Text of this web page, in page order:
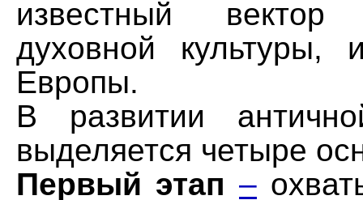
известный
духовной культуры,
Европы.
В развитии
выделяется четыре
Первый этап –